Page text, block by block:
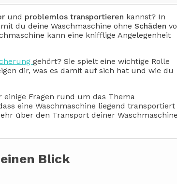
und problemlos transportieren kannst? In
du deine Waschmaschine ohne Schäden
kann eine knifflige Angelegenheit
gehört? Sie spielt eine wichtige Rolle
dir, was es damit auf sich hat und wie du
Fragen rund um das Thema
eine Waschmaschine liegend transportiert
über den Transport deiner Waschmaschine
Blick